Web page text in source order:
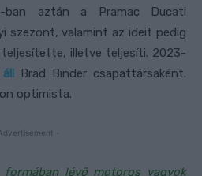
ban aztán a Pramac Ducati
szezont, valamint az ideit pedig
teljesítette, illetve teljesíti. 2023-
Brad Binder csapattársaként.
optimista.
-
formában lévő motoros vagyok